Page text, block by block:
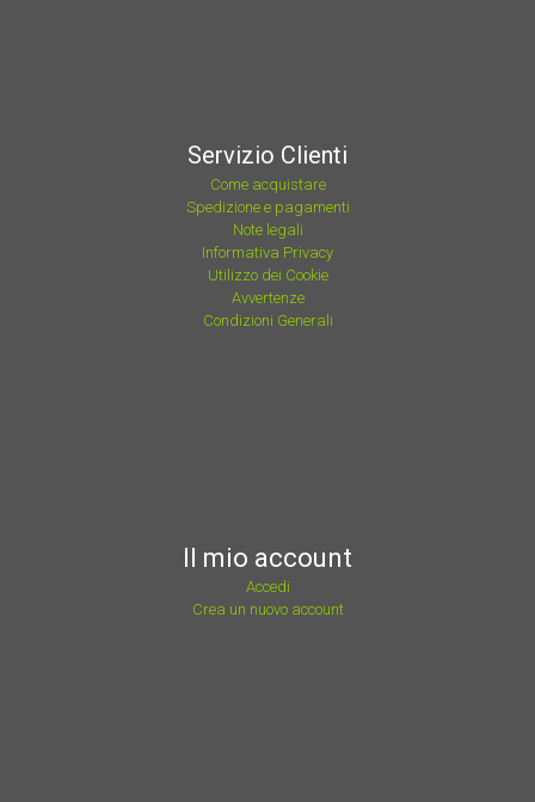
Servizio Clienti
Come acquistare
Spedizione e pagamenti
Note legali
Informativa Privacy
Utilizzo dei Cookie
Avvertenze
Condizioni Generali
Il mio account
Accedi
Crea un nuovo account